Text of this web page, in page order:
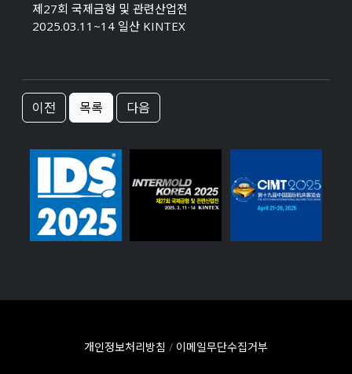
제27회 국제금형 및 관련산업전
2025.03.11~14 일산 KINTEX
이전 목록 다음
개인정보처리방침 / 이메일무단수집거부